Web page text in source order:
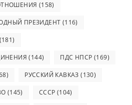
(158)
ПРЕЗИДЕНТ (116)
(181)
(144) ПДС НПСР (169)
РУССКИЙ КАВКАЗ (130)
(145) СССР (104)